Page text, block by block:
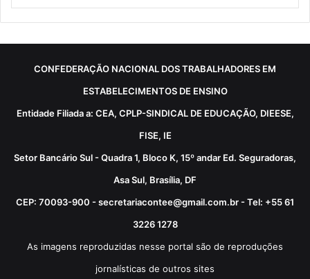
CONFEDERAÇÃO NACIONAL DOS TRABALHADORES EM
ESTABELECIMENTOS DE ENSINO
Entidade Filiada a: CEA, CPLP-SINDICAL DE EDUCAÇÃO, DIEESE,
FISE, IE
Setor Bancário Sul - Quadra 1, Bloco K, 15º andar Ed. Seguradoras,
Asa Sul, Brasília, DF
CEP: 70093-900 - secretariacontee@gmail.com.br - Tel: +55 61
3226 1278
As imagens reproduzidas nesse portal são de reproduções
jornalísticas de outros sites